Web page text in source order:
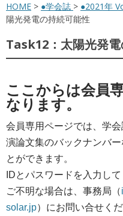
HOME > ●学会誌 > ●2021年
陽光発電の持続可能性
Task12：太陽光発
ここからは会員
なります。
会員専用ページでは、学
演論文集のバックナンバ
とができます。
IDとパスワードを入力して
ご不明な場合は、事務局（
solar.jp）にお問い合せくだ